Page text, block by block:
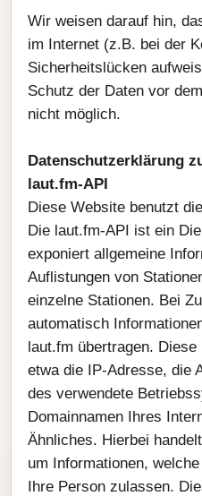
Wir weisen darauf hin,
im Internet (z.B. bei der
Sicherheitslücken
Schutz der Daten vor
nicht möglich.
Datenschutzerklärung
laut.fm-API
Diese Website benutzt
Die laut.fm-API ist ein
exponiert allgemeine
Auflistungen von
einzelne Stationen. Bei
automatisch
laut.fm übertragen.
etwa die IP-Adresse, die
des verwendete
Domainnamen Ihres
Ähnliches. Hierbei
um Informationen,
Ihre Person zulassen.